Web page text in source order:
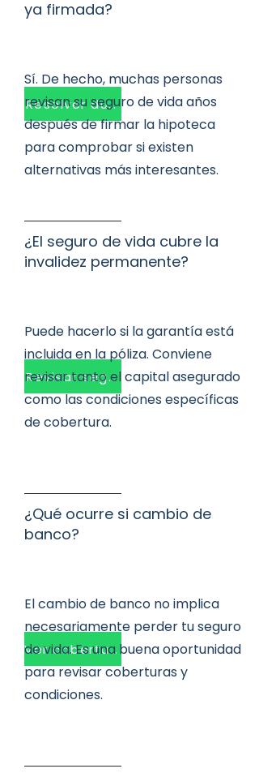
Resolver dudas
ya firmada?
Sí. De hecho, muchas personas
revisan su seguro de vida años
después de firmar la hipoteca
para comprobar si existen
alternativas más interesantes.
Revisar seguro
¿El seguro de vida cubre la
invalidez permanente?
Puede hacerlo si la garantía está
incluida en la póliza. Conviene
revisar tanto el capital asegurado
como las condiciones específicas
de cobertura.
Ver coberturas
¿Qué ocurre si cambio de
banco?
El cambio de banco no implica
necesariamente perder tu seguro
de vida. Es una buena oportunidad
para revisar coberturas y
condiciones.